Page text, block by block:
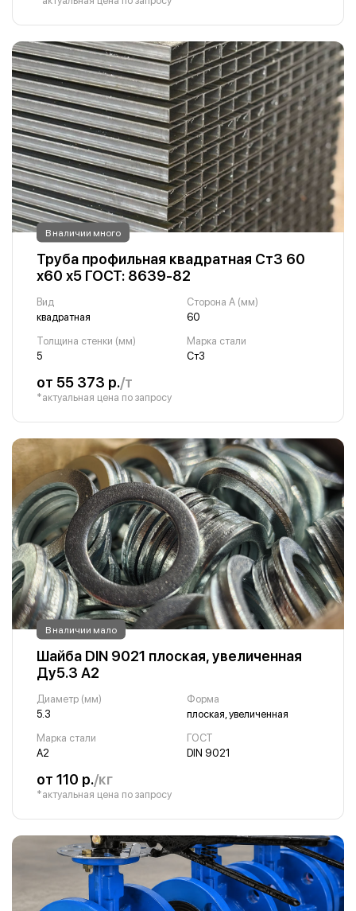
В наличии много
Труба профильная квадратная Ст3 60
х60 х5 ГОСТ: 8639-82
Вид
квадратная
Сторона A (мм)
60
Толщина стенки (мм)
5
Марка стали
Ст3
от 55 373 р./т
*актуальная цена по запросу
В наличии мало
Шайба DIN 9021 плоская, увеличенная
Ду5.3 А2
Диаметр (мм)
5.3
Форма
плоская, увеличенная
Марка стали
А2
ГОСТ
DIN 9021
от 110 р./кг
*актуальная цена по запросу